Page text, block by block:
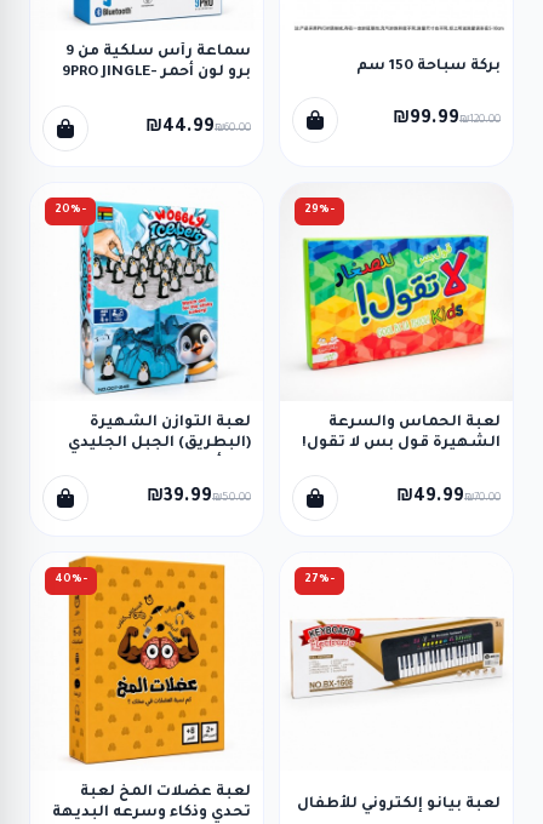
بركة سباحة 150 سم
₪99.99₪120.00
سماعة رأس سلكية من 9
برو لون أحمر -9PRO JINGLE
₪44.99₪60.00
-29%
لعبة الحماس والسرعة
الشهيرة قول بس لا تقول!
₪49.99₪70.00
-20%
لعبة التوازن الشهيرة
(البطريق) الجبل الجليدي
₪39.99₪50.00
-27%
لعبة بيانو إلكتروني للأطفال
-40%
لعبة عضلات المخ لعبة
تحدي وذكاء وسرعه البديهة